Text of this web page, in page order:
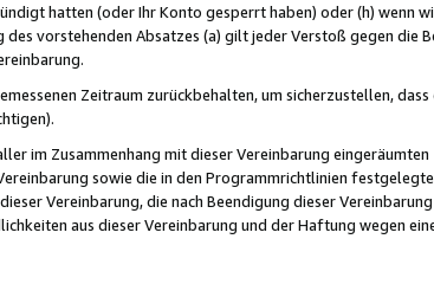
hatten (oder Ihr Konto gesperrt haben) oder (h) wenn
vorstehenden Absatzes (a) gilt jeder Verstoß gegen die
Zeitraum zurückbehalten, um sicherzustellen,
im Zusammenhang mit dieser Vereinbarung eingeräumten
sowie die in den Programmrichtlinien
Vereinbarung, die nach Beendigung dieser
aus dieser Vereinbarung und der Haftung wegen